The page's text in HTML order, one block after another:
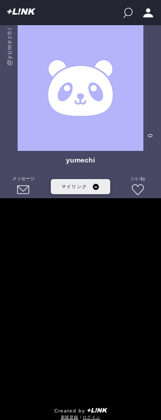
+L!NK
@yumechi
0
yumechi
メッセージ
マイリンク
いいね
Created by +L!NK
​新規登録 / ログイン